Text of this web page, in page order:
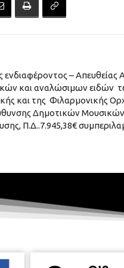
– Απευθείας
και αναλώσιμων ειδών
και της Φιλαρμονικής
Δημοτικών
Π.Δ..7.945,38€